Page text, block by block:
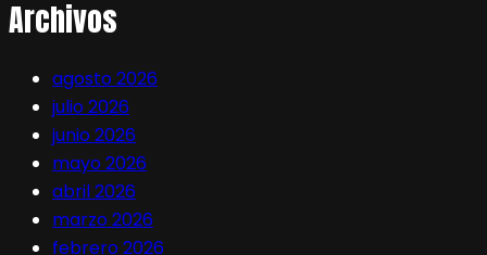
Archivos
agosto 2026
julio 2026
junio 2026
mayo 2026
abril 2026
marzo 2026
febrero 2026